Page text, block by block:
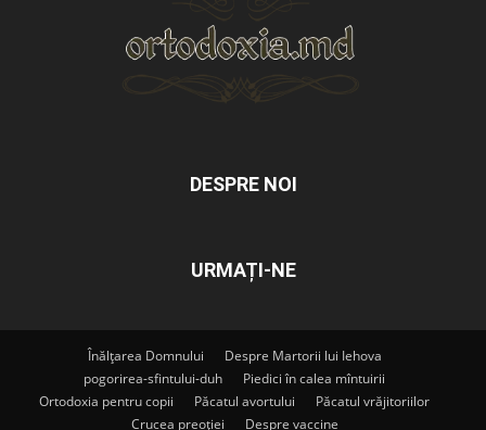
DESPRE NOI
URMAȚI-NE
Înălțarea Domnului
Despre Martorii lui Iehova
pogorirea-sfintului-duh
Piedici în calea mîntuirii
Ortodoxia pentru copii
Păcatul avortului
Păcatul vrăjitoriilor
Crucea preoției
Despre vaccine